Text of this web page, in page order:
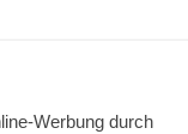
Werbung durch